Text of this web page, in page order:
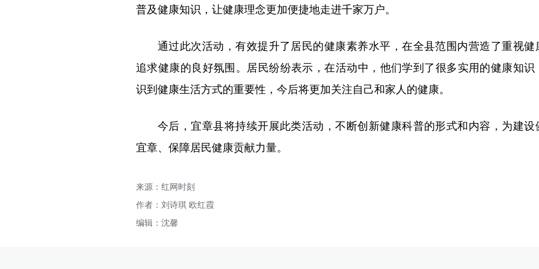
普及健康知识，让健康理念更加便捷地走进千家万户。
通过此次活动，有效提升了居民的健康素养水平，在全县范围内营造了重视健
追求健康的良好氛围。居民纷纷表示，在活动中，他们学到了很多实用的健康知识
识到健康生活方式的重要性，今后将更加关注自己和家人的健康。
今后，宜章县将持续开展此类活动，不断创新健康科普的形式和内容，为建设
宜章、保障居民健康贡献力量。
来源：​红网时刻
作者：刘诗琪 欧红霞
编辑：沈馨